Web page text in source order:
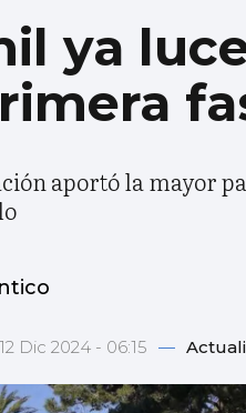
ya
aportó la mayor
12 Dic 2024 - 06:15 —